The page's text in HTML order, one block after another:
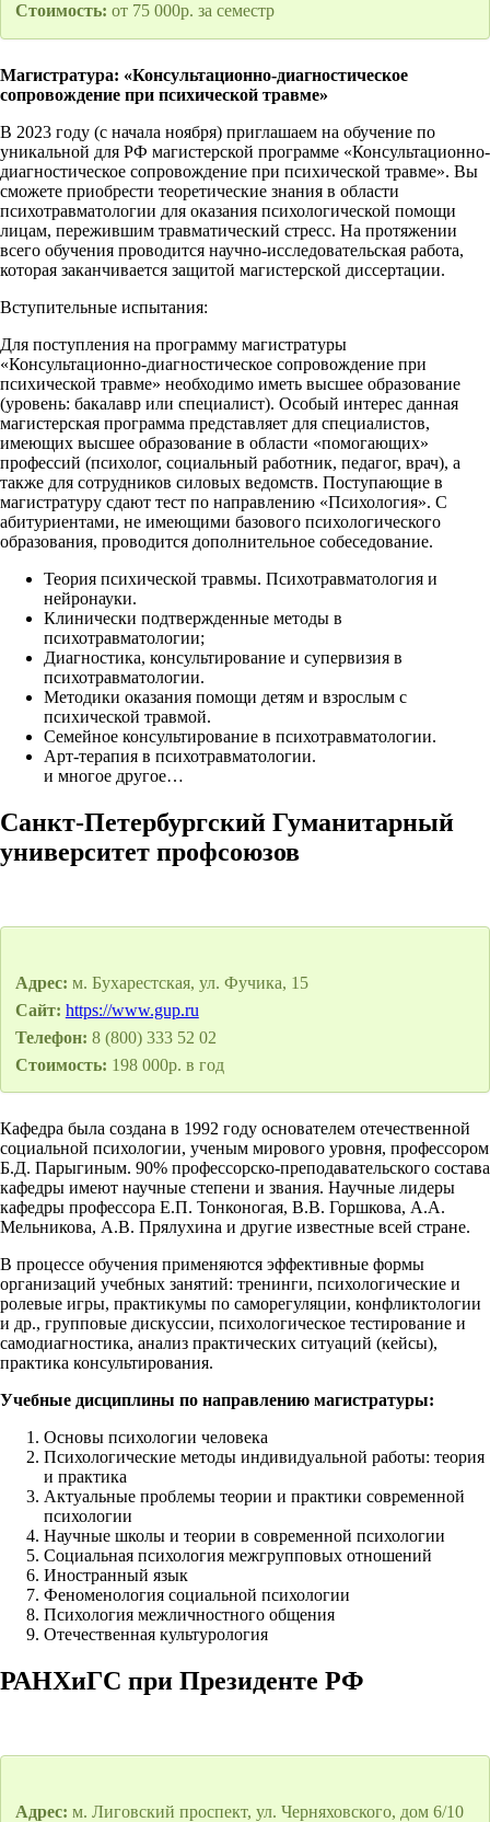
Стоимость: от 75 000р. за семестр
Магистратура: «Консультационно-диагностическое
сопровождение при психической травме»
В 2023 году (с начала ноября) приглашаем на обучение по
уникальной для РФ магистерской программе «Консультационно-
диагностическое сопровождение при психической травме». Вы
сможете приобрести теоретические знания в области
психотравматологии для оказания психологической помощи
лицам, пережившим травматический стресс. На протяжении
всего обучения проводится научно-исследовательская работа,
которая заканчивается защитой магистерской диссертации.
Вступительные испытания:
Для поступления на программу магистратуры
«Консультационно-диагностическое сопровождение при
психической травме» необходимо иметь высшее образование
(уровень: бакалавр или специалист). Особый интерес данная
магистерская программа представляет для специалистов,
имеющих высшее образование в области «помогающих»
профессий (психолог, социальный работник, педагог, врач), а
также для сотрудников силовых ведомств. Поступающие в
магистратуру сдают тест по направлению «Психология». С
абитуриентами, не имеющими базового психологического
образования, проводится дополнительное собеседование.
Теория психической травмы. Психотравматология и
нейронауки.
Клинически подтвержденные методы в
психотравматологии;
Диагностика, консультирование и супервизия в
психотравматологии.
Методики оказания помощи детям и взрослым с
психической травмой.
Семейное консультирование в психотравматологии.
Арт-терапия в психотравматологии.
и многое другое…
Санкт-Петербургский Гуманитарный
университет профсоюзов
Адрес: м. Бухарестская, ул. Фучика, 15
Сайт: https://www.gup.ru
Телефон: 8 (800) 333 52 02
Стоимость: 198 000р. в год
Кафедра была создана в 1992 году основателем отечественной
социальной психологии, ученым мирового уровня, профессором
Б.Д. Парыгиным. 90% профессорско-преподавательского состава
кафедры имеют научные степени и звания. Научные лидеры
кафедры профессора Е.П. Тонконогая, В.В. Горшкова, А.А.
Мельникова, А.В. Прялухина и другие известные всей стране.
В процессе обучения применяются эффективные формы
организаций учебных занятий: тренинги, психологические и
ролевые игры, практикумы по саморегуляции, конфликтологии
и др., групповые дискуссии, психологическое тестирование и
самодиагностика, анализ практических ситуаций (кейсы),
практика консультирования.
Учебные дисциплины по направлению магистратуры:
Основы психологии человека
Психологические методы индивидуальной работы: теория
и практика
Актуальные проблемы теории и практики современной
психологии
Научные школы и теории в современной психологии
Социальная психология межгрупповых отношений
Иностранный язык
Феноменология социальной психологии
Психология межличностного общения
Отечественная культурология
РАНХиГС при Президенте РФ
Адрес: м. Лиговский проспект, ул. Черняховского, дом 6/10